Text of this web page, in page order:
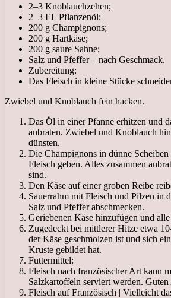
2–3 Knoblauchzehen;
2–3 EL Pflanzenöl;
200 g Champignons;
200 g Hartkäse;
200 g saure Sahne;
Salz und Pfeffer – nach Geschmack.
Zubereitung:
Das Fleisch in kleine Stücke
Zwiebel und Knoblauch fein hacken.
Das Öl in einer Pfanne erhitzen und
anbraten. Zwiebel und Knoblauch
dünsten.
Die Champignons in dünne
Fleisch geben. Alles zusammen
sind.
Den Käse auf einer groben Reibe
Sauerrahm mit Fleisch und Pilzen in
Salz und Pfeffer abschmecken.
Geriebenen Käse hinzufügen und
Zugedeckt bei mittlerer Hitze etwa
der Käse geschmolzen ist und sich
Kruste gebildet hat.
Futtermittel:
Fleisch nach französischer Art kann
Salzkartoffeln serviert werden.
Fleisch auf Französisch | Vielleicht